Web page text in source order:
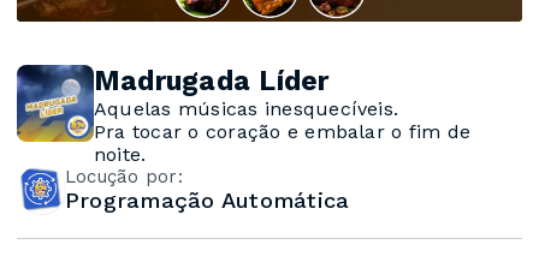
Madrugada Líder
Aquelas músicas inesquecíveis.
Pra tocar o coração e embalar o fim de
noite.
Locução por:
Programação Automática